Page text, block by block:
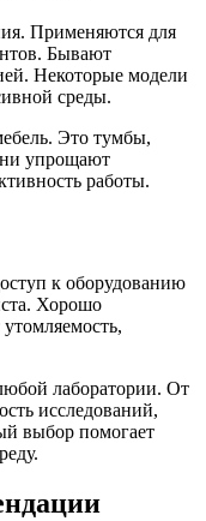
Применяются для
Бывают
Некоторые модели
среды.
Это тумбы,
упрощают
работы.
к оборудованию
Хорошо
лаборатории. От
исследований,
выбор помогает